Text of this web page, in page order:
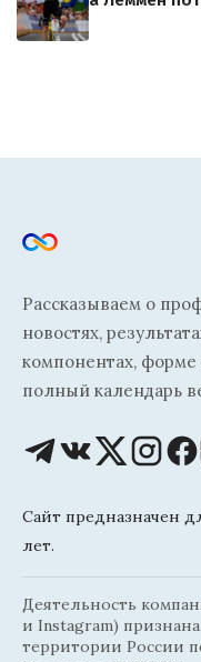
Рассказываем о
новостях,
компонентах,
полный календарь
Сайт предназначен
лет.
Деятельность
и Instagram)
территории России